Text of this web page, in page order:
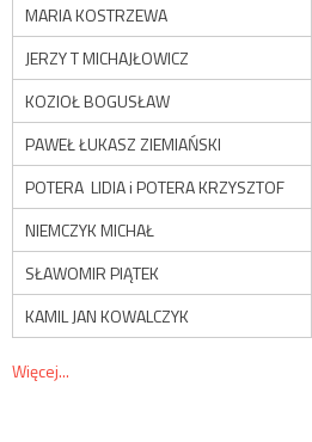
MARIA KOSTRZEWA
JERZY T MICHAJŁOWICZ
KOZIOŁ BOGUSŁAW
PAWEŁ ŁUKASZ ZIEMIAŃSKI
POTERA LIDIA i POTERA KRZYSZTOF
NIEMCZYK MICHAŁ
SŁAWOMIR PIĄTEK
KAMIL JAN KOWALCZYK
Więcej...